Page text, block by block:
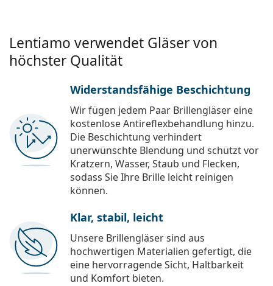
Lentiamo verwendet Gläser von
höchster Qualität
Widerstandsfähige Beschichtung
Wir fügen jedem Paar Brillengläser eine
kostenlose Antireflexbehandlung hinzu.
Die Beschichtung verhindert
unerwünschte Blendung und schützt vor
Kratzern, Wasser, Staub und Flecken,
sodass Sie Ihre Brille leicht reinigen
können.
Klar, stabil, leicht
Unsere Brillengläser sind aus
hochwertigen Materialien gefertigt, die
eine hervorragende Sicht, Haltbarkeit
und Komfort bieten.